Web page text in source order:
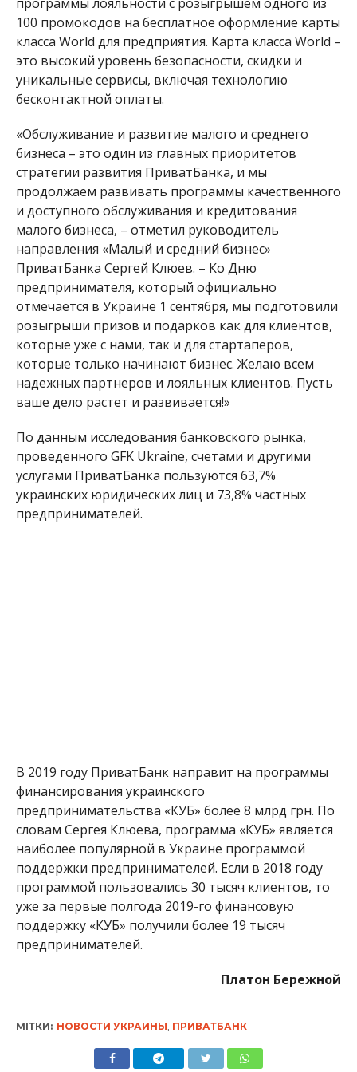
100 промокодов на бесплатное оформление карты
класса World для предприятия. Карта класса World –
это высокий уровень безопасности, скидки и
уникальные сервисы, включая технологию
бесконтактной оплаты.
«Обслуживание и развитие малого и среднего
бизнеса – это один из главных приоритетов
стратегии развития ПриватБанка, и мы
продолжаем развивать программы качественного
и доступного обслуживания и кредитования
малого бизнеса, – отметил руководитель
направления «Малый и средний бизнес»
ПриватБанка Сергей Клюев. – Ко Дню
предпринимателя, который официально
отмечается в Украине 1 сентября, мы подготовили
розыгрыши призов и подарков как для клиентов,
которые уже с нами, так и для стартаперов,
которые только начинают бизнес. Желаю всем
надежных партнеров и лояльных клиентов. Пусть
ваше дело растет и развивается!»
По данным исследования банковского рынка,
проведенного GFK Ukraine, счетами и другими
услугами ПриватБанка пользуются 63,7%
украинских юридических лиц и 73,8% частных
предпринимателей.
В 2019 году ПриватБанк направит на программы
финансирования украинского
предпринимательства «КУБ» более 8 млрд грн. По
словам Сергея Клюева, программа «КУБ» является
наиболее популярной в Украине программой
поддержки предпринимателей. Если в 2018 году
программой пользовались 30 тысяч клиентов, то
уже за первые полгода 2019-го финансовую
поддержку «КУБ» получили более 19 тысяч
предпринимателей.
Платон Бережной
МІТКИ: НОВОСТИ УКРАИНЫ, ПРИВАТБАНК